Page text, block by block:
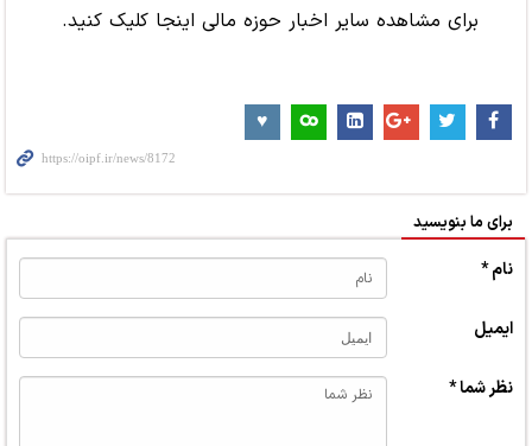
برای مشاهده سایر اخبار حوزه مالی اینجا کلیک کنید.
برای ما بنویسید
نام *
ایمیل
نظر شما *